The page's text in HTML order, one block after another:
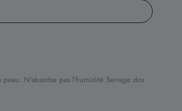
N'absorbe pas l'humidité Serrage dos